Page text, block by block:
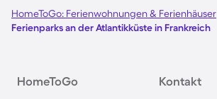
Ferienparks in Österreich
Ferienparks auf Usedom
HomeToGo: Ferienwohnungen & Ferienhäuser
Ferienparks an der Atlantikküste in Frankreich
HomeToGo Kontakt